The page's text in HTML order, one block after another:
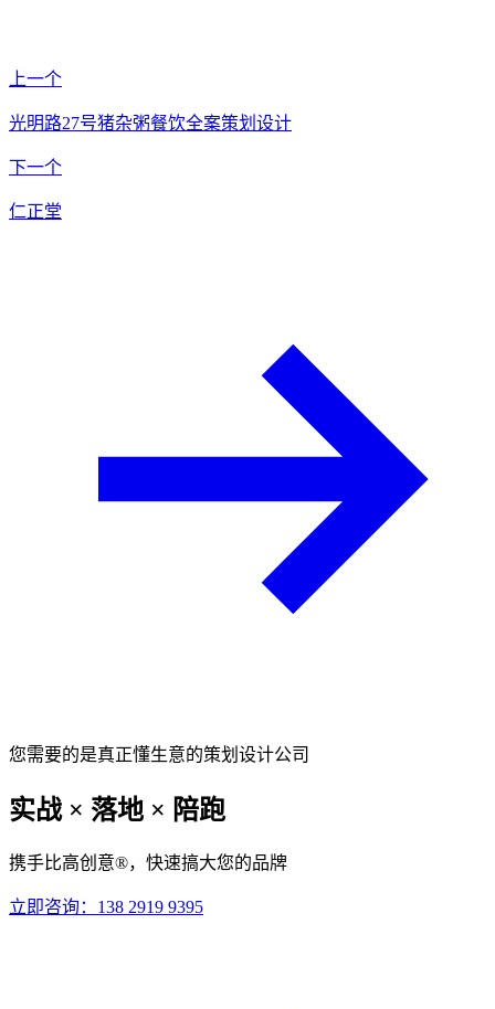
上一个
光明路27号猪杂粥餐饮全案策划设计
下一个
仁正堂
您需要的是真正懂生意的策划设计公司
实战 × 落地 × 陪跑
携手比高创意®，快速搞大您的品牌
立即咨询： 138 2919 9395